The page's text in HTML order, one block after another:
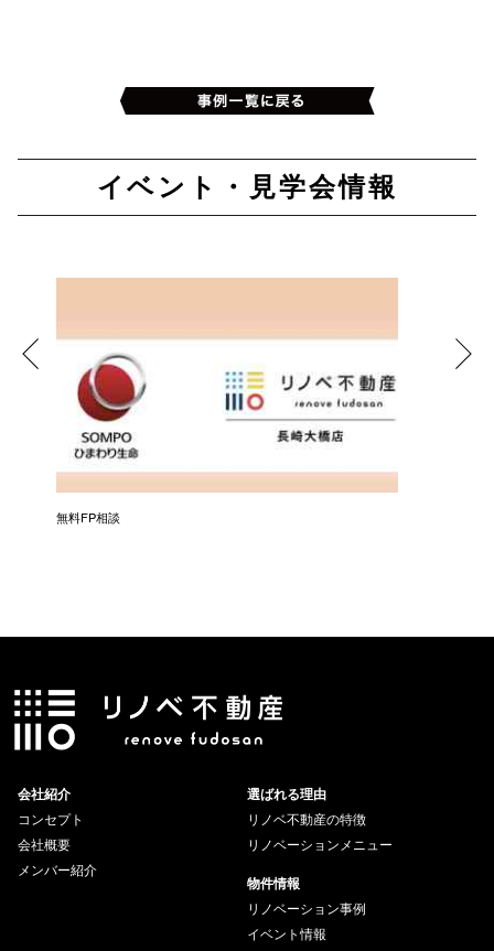
イベント・見学会情報
無料FP相談
会社紹介
コンセプト
会社概要
メンバー紹介
選ばれる理由
リノベ不動産の特徴
リノベーションメニュー
物件情報
リノベーション事例
イベント情報